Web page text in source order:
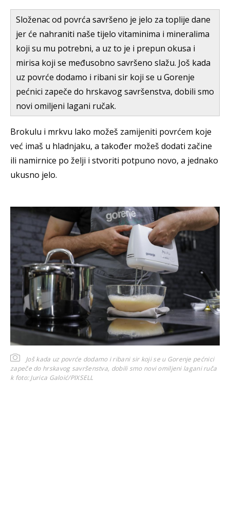
Složenac od povrća savršeno je jelo za toplije dane
jer će nahraniti naše tijelo vitaminima i mineralima
koji su mu potrebni, a uz to je i prepun okusa i
mirisa koji se međusobno savršeno slažu. Još kada
uz povrće dodamo i ribani sir koji se u Gorenje
pećnici zapeče do hrskavog savršenstva, dobili smo
novi omiljeni lagani ručak.
Brokulu i mrkvu lako možeš zamijeniti povrćem koje
već imaš u hladnjaku, a također možeš dodati začine
ili namirnice po želji i stvoriti potpuno novo, a jednako
ukusno jelo.
Još kada uz povrće dodamo i ribani sir koji se u Gorenje pećnici
zapeče do hrskavog savršenstva, dobili smo novi omiljeni lagani ruča
k foto: Jurica Galoić/PIXSELL